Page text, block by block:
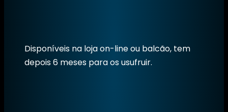
Disponíveis na loja on-line ou balcão, tem
depois 6 meses para os usufruir.